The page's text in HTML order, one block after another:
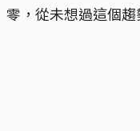
零，從未想過這個